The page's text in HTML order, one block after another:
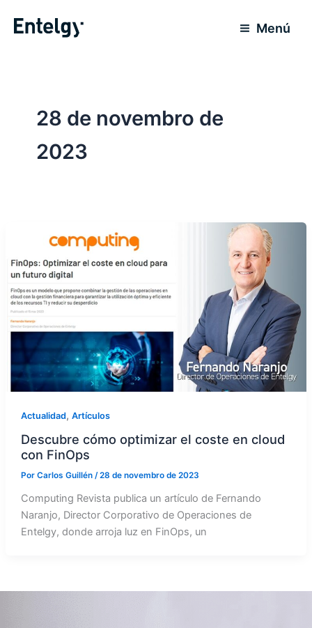
para
Menú
28 de novembro de
2023
Actualidad, Artículos
Descubre cómo optimizar el coste en cloud
con FinOps
Por Carlos Guillén /28 de novembro de 2023
Computing Revista publica un artículo de Fernando
Naranjo, Director Corporativo de Operaciones de
Entelgy, donde arroja luz en FinOps, un